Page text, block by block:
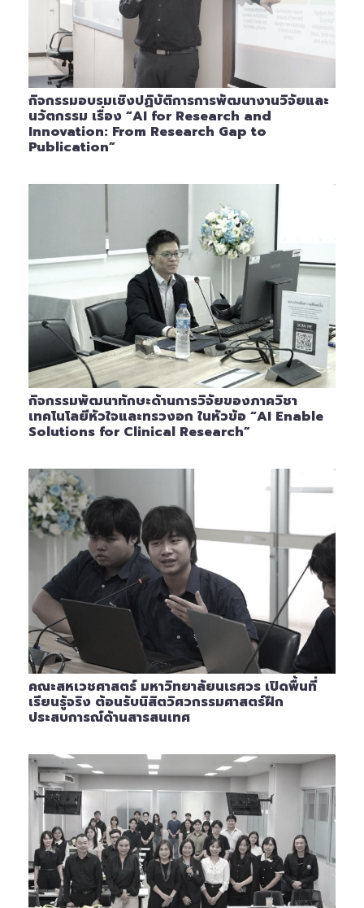
กิจกรรมอบรมเชิงปฏิบัติการการพัฒนางานวิจัยและ
นวัตกรรม เรื่อง “AI for Research and
Innovation: From Research Gap to
Publication”
กิจกรรมพัฒนาทักษะด้านการวิจัยของภาควิชา
เทคโนโลยีหัวใจและทรวงอก ในหัวข้อ “AI Enable
Solutions for Clinical Research”
คณะสหเวชศาสตร์ มหาวิทยาลัยนเรศวร เปิดพื้นที่
เรียนรู้จริง ต้อนรับนิสิตวิศวกรรมศาสตร์ฝึก
ประสบการณ์ด้านสารสนเทศ